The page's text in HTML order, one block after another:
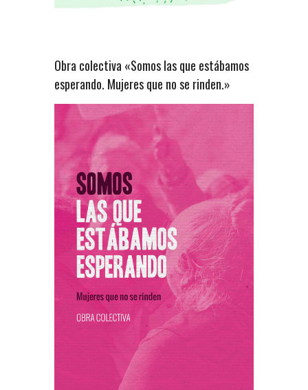
Obra colectiva «Somos las que estábamos
esperando. Mujeres que no se rinden.»